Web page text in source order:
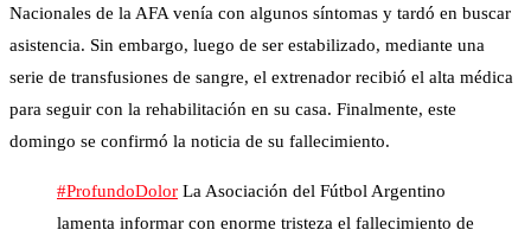
Nacionales de la AFA venía con algunos síntomas y tardó en buscar
asistencia. Sin embargo, luego de ser estabilizado, mediante una
serie de transfusiones de sangre, el extrenador recibió el alta médica
para seguir con la rehabilitación en su casa. Finalmente, este
domingo se confirmó la noticia de su fallecimiento.
#ProfundoDolor La Asociación del Fútbol Argentino
lamenta informar con enorme tristeza el fallecimiento de